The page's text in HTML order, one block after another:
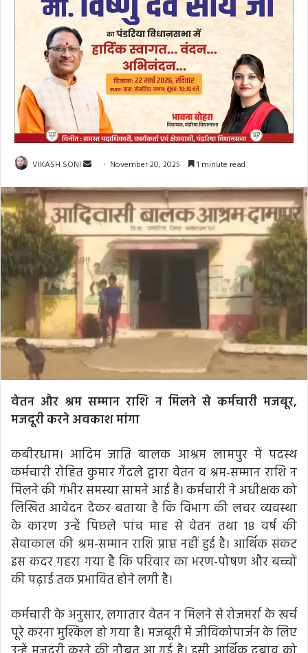
VIKASH SONI
Send
email
November 20, 2025 1 minute read
वेतन और श्रम सम्मान राशि न मिलने से कर्मचारी मजबूर,
मजदूरी करने अवकाश मांगा
कबीरधाम। आदिम जाति बालक आश्रम लामपुर में पदस्थ
कर्मचारी रोहित कुमार गेंदले द्वारा वेतन व श्रम-सम्मान राशि न
मिलने की गंभीर समस्या सामने आई है। कर्मचारी ने अधीक्षक को
लिखित आवेदन देकर बताया है कि विभाग की लचर व्यवस्था
के कारण उन्हें पिछले पांच माह से वेतन तथा 18 वर्ष की
सेवाकाल की श्रम-सम्मान राशि प्राप्त नहीं हुई है। आर्थिक संकट
इस कदर गहरा गया है कि परिवार का भरण-पोषण और बच्चों
की पढ़ाई तक प्रभावित होने लगी है।
कर्मचारी के अनुसार, लगातार वेतन न मिलने से रोजमर्रा के खर्च
पूरे करना मुश्किल हो गया है। मजबूरी में जीविकोपार्जन के लिए